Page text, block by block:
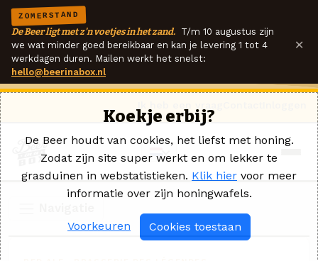
ZOMERSTAND
De Beer ligt met z'n voetjes in het zand. T/m 10 augustus zijn
we wat minder goed bereikbaar en kan je levering 1 tot 4
werkdagen duren. Mailen werkt het snelst:
hello@beerinabox.nl
×
Koekje erbij?
De Beer houdt van cookies, het liefst met honing.
Zodat zijn site super werkt en om lekker te
grasduinen in webstatistieken. Klik hier voor meer
informatie over zijn honingwafels.
Voorkeuren Cookies toestaan